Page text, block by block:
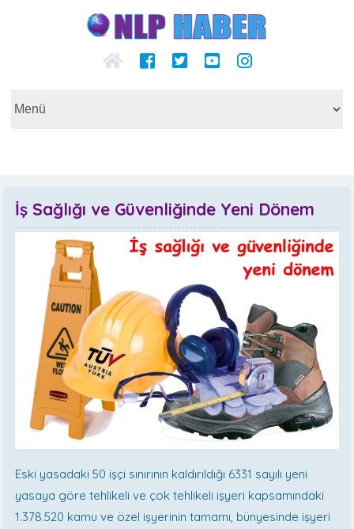
İş Sağlığı ve Güvenliğinde Yeni Dönem
Eski yasadaki 50 işçi sınırının kaldırıldığı 6331 sayılı yeni
yasaya göre tehlikeli ve çok tehlikeli işyeri kapsamındaki
1.378.520 kamu ve özel işyerinin tamamı, bünyesinde işyeri